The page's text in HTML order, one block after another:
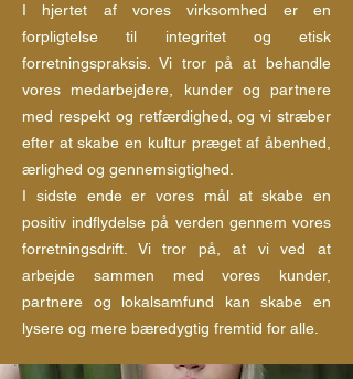
I hjertet af vores virksomhed er en
forpligtelse til integritet og etisk
forretningspraksis. Vi tror på at behandle
vores medarbejdere, kunder og partnere
med respekt og retfærdighed, og vi stræber
efter at skabe en kultur præget af åbenhed,
ærlighed og gennemsigtighed.
I sidste ende er vores mål at skabe en
positiv indflydelse på verden gennem vores
forretningsdrift. Vi tror på, at vi ved at
arbejde sammen med vores kunder,
partnere og lokalsamfund kan skabe en
lysere og mere bæredygtig fremtid for alle.